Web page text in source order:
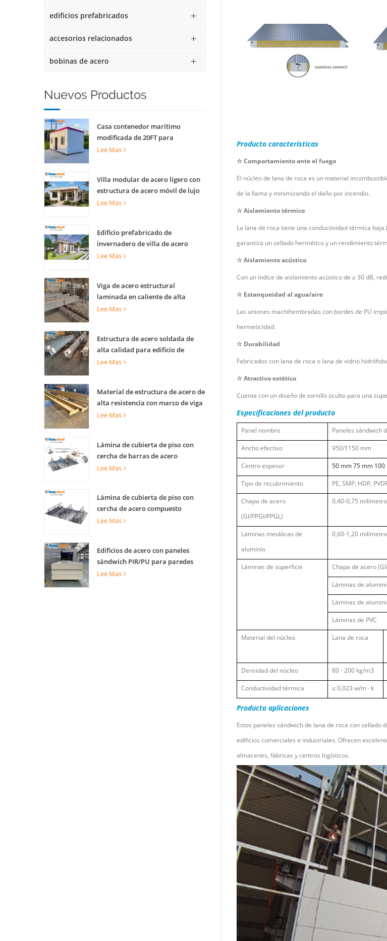
edificios prefabricados
accesorios relacionados
bobinas de acero
Nuevos Productos
Casa contenedor marítimo
modificada de 20FT para
apartamentos
Lee Mas
Villa modular de acero ligero con
estructura de acero móvil de lujo
Lee Mas
Edificio prefabricado de
invernadero de villa de acero
ligero para complejo turístico
Lee Mas
Viga de acero estructural
laminada en caliente de alta
capacidad de carga para soporte
Lee Mas
Estructura de acero soldada de
alta calidad para edificio de
construcción
Lee Mas
Material de estructura de acero de
alta resistencia con marco de viga
de acero prefabricado para
Lee Mas
Lámina de cubierta de piso con
cercha de barras de acero
compuesto para piso industrial y
Lee Mas
Lámina de cubierta de piso con
cercha de acero compuesto
ignífugo para edificio de varias
Lee Mas
Edificios de acero con paneles
sándwich PIR/PU para paredes
internas y externas
Lee Mas
Producto características
☆Comportamiento ante el fuego
El núcleo de lana de roca es un material
de la llama y minimizando el daño por incendio.
☆Aislamiento térmico
La lana de roca tiene una conductividad térmica baja
garantiza un sellado hermético y un rendimiento
☆Aislamiento acústico
Con un índice de aislamiento acústico de ≥30 dB,
☆ Estanqueidad al agua/aire
Las uniones machihembradas con bordes de PU
hermeticidad.
☆ Durabilidad
Fabricados con lana de roca o lana de vidrio
☆Atractivo estético
Cuenta con un diseño de tornillo oculto para una
Especificaciones del producto
Panel nombre Paneles sándwich
Ancho efectivo 950/1150 mm
Centroespesor 50 mm 75 mm
Tipo de recubrimiento PE, SMP, HDP,
Chapa de acero
(GI/PPGI/PPGL)
0,40-0,75
Láminas metálicas de
aluminio
0,60-1,20
Láminas de superficie Chapa de acero
Láminas de
Láminas de
Láminas de PVC
Material del núcleo Lana de roca
Densidad del núcleo 80-200 kg/m3
Conductividad térmica ≤0,023 w/m · k
Producto aplicaciones
Estos paneles sándwich de lana de roca con
edificios comerciales e industriales. Ofrecen
almacenes, fábricas y centros logísticos.